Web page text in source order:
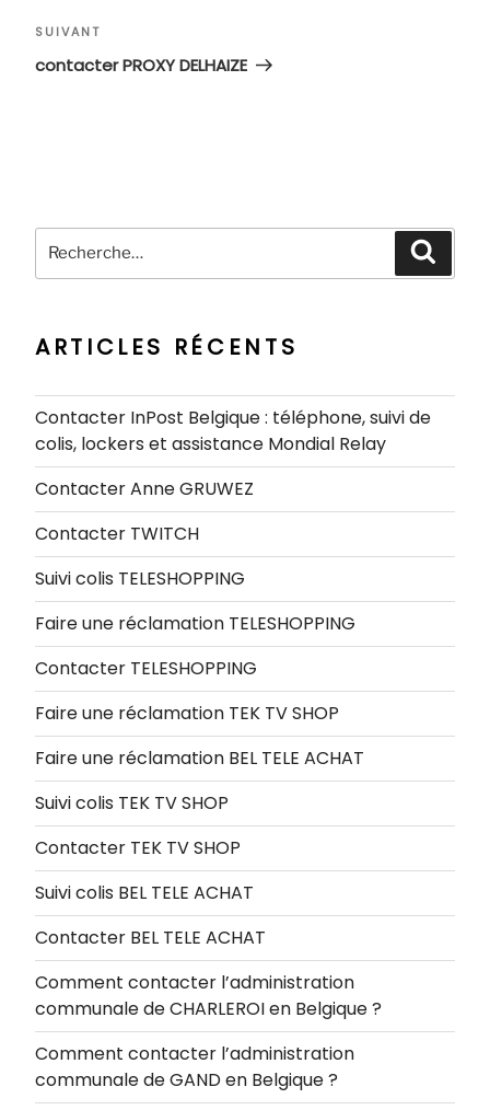
Article
suivant
SUIVANT
contacter PROXY DELHAIZE
Recherche
pour
ARTICLES RÉCENTS
Contacter InPost Belgique : téléphone, suivi de
colis, lockers et assistance Mondial Relay
Contacter Anne GRUWEZ
Contacter TWITCH
Suivi colis TELESHOPPING
Faire une réclamation TELESHOPPING
Contacter TELESHOPPING
Faire une réclamation TEK TV SHOP
Faire une réclamation BEL TELE ACHAT
Suivi colis TEK TV SHOP
Contacter TEK TV SHOP
Suivi colis BEL TELE ACHAT
Contacter BEL TELE ACHAT
Comment contacter l’administration
communale de CHARLEROI en Belgique ?
Comment contacter l’administration
communale de GAND en Belgique ?